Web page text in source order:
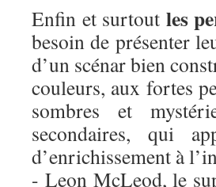
Enfin et surtout les
besoin de présenter
d’un scénar bien
couleurs, aux fortes
sombres et
secondaires, qui
d’enrichissement à
- Leon McLeod, le